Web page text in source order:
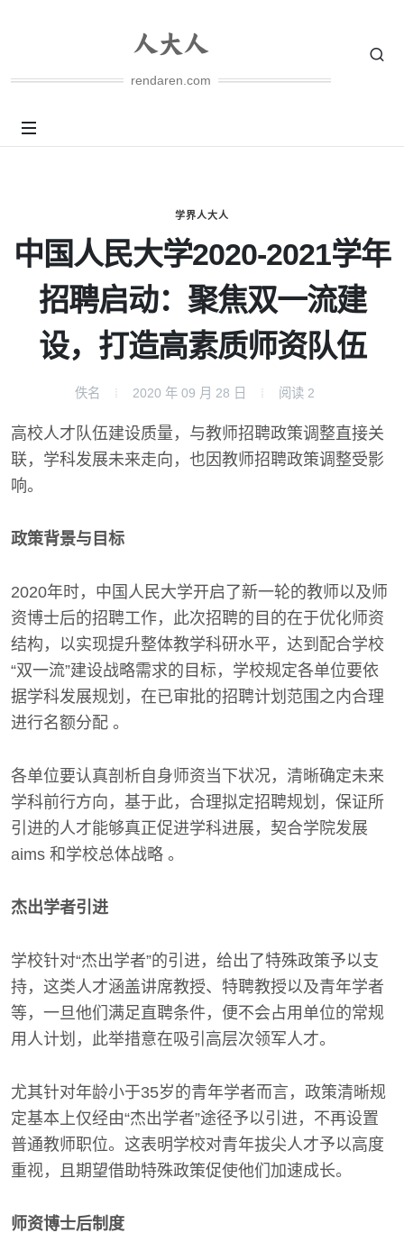
rendaren.com
学界人大人
中国人民大学2020-2021学年
招聘启动：聚焦双一流建
设，打造高素质师资队伍
佚名 2020 年 09 月 28 日 阅读 2
高校人才队伍建设质量，与教师招聘政策调整直接关
联，学科发展未来走向，也因教师招聘政策调整受影
响。
政策背景与目标
2020年时，中国人民大学开启了新一轮的教师以及师
资博士后的招聘工作，此次招聘的目的在于优化师资
结构，以实现提升整体教学科研水平，达到配合学校
“双一流”建设战略需求的目标，学校规定各单位要依
据学科发展规划，在已审批的招聘计划范围之内合理
进行名额分配 。
各单位要认真剖析自身师资当下状况，清晰确定未来
学科前行方向，基于此，合理拟定招聘规划，保证所
引进的人才能够真正促进学科进展，契合学院发展
aims 和学校总体战略 。
杰出学者引进
学校针对“杰出学者”的引进，给出了特殊政策予以支
持，这类人才涵盖讲席教授、特聘教授以及青年学者
等，一旦他们满足直聘条件，便不会占用单位的常规
用人计划，此举措意在吸引高层次领军人才。
尤其针对年龄小于35岁的青年学者而言，政策清晰规
定基本上仅经由“杰出学者”途径予以引进，不再设置
普通教师职位。这表明学校对青年拔尖人才予以高度
重视，且期望借助特殊政策促使他们加速成长。
师资博士后制度